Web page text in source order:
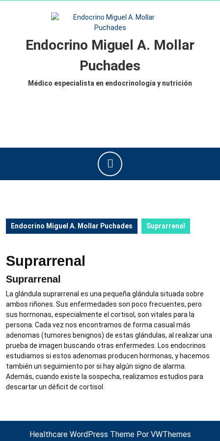
Endocrino Miguel A. Mollar
Puchades
Médico especialista en endocrinología y nutrición
de
Endocrino Miguel A. Mollar Puchades Suprarrenal
Suprarrenal
Suprarrenal
La glándula suprarrenal es una pequeña glándula situada sobre
ambos riñones. Sus enfermedades son poco frecuentes, pero
sus hormonas, especialmente el cortisol, son vitales para la
persona. Cada vez nos encontramos de forma casual más
adenomas (tumores benignos) de estas glándulas, al realizar una
prueba de imagen buscando otras enfermedes. Los endocrinos
estudiamos si estos adenomas producen hormonas, y hacemos
también un seguimiento por si hay algún signo de alarma.
Además, cuando existe la sospecha, realizamos estudios para
descartar un déficit de cortisol.
Healthcare WordPress ThemePor VWThemes